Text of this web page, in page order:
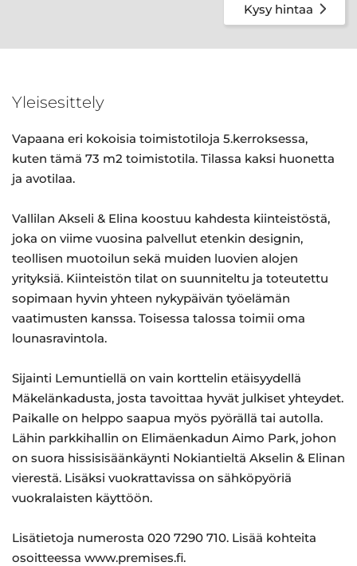
Kysy hintaa
Yleisesittely
Vapaana eri kokoisia toimistotiloja 5.kerroksessa,
kuten tämä 73 m2 toimistotila. Tilassa kaksi huonetta
ja avotilaa.
Vallilan Akseli & Elina koostuu kahdesta kiinteistöstä,
joka on viime vuosina palvellut etenkin designin,
teollisen muotoilun sekä muiden luovien alojen
yrityksiä. Kiinteistön tilat on suunniteltu ja toteutettu
sopimaan hyvin yhteen nykypäivän työelämän
vaatimusten kanssa. Toisessa talossa toimii oma
lounasravintola.
Sijainti Lemuntiellä on vain korttelin etäisyydellä
Mäkelänkadusta, josta tavoittaa hyvät julkiset yhteydet.
Paikalle on helppo saapua myös pyörällä tai autolla.
Lähin parkkihallin on Elimäenkadun Aimo Park, johon
on suora hissisisäänkäynti Nokiantieltä Akselin & Elinan
vierestä. Lisäksi vuokrattavissa on sähköpyöriä
vuokralaisten käyttöön.
Lisätietoja numerosta 020 7290 710. Lisää kohteita
osoitteessa www.premises.fi.